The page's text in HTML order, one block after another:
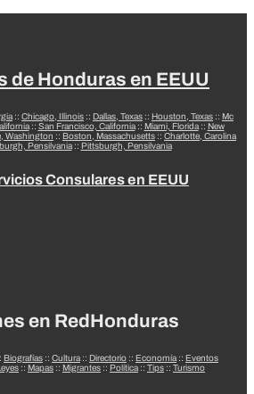
de Honduras en EEUU
:: Chicago, Illinois :: Dallas, Texas :: Houston, Texas :: Mc
:: San Francisco, California:: Miami, Florida:: New
Washington :: Boston, Massachusetts :: Charlotte, Carolina
Pensilvania:: Pittsburgh, Pensilvania
Consulares en EEUU
en RedHonduras
Biografías :: Cultura :: Directorio :: Economía :: Eventos
:: Mapas :: Migrantes :: Política :: Tips :: Turismo